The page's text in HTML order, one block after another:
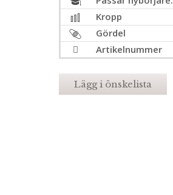
Kropp
Gördel
Artikelnummer
Lägg i önskelista